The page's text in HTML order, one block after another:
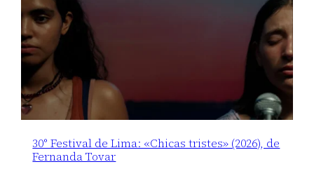
30° Festival de Lima: «Chicas tristes» (2026), de
Fernanda Tovar